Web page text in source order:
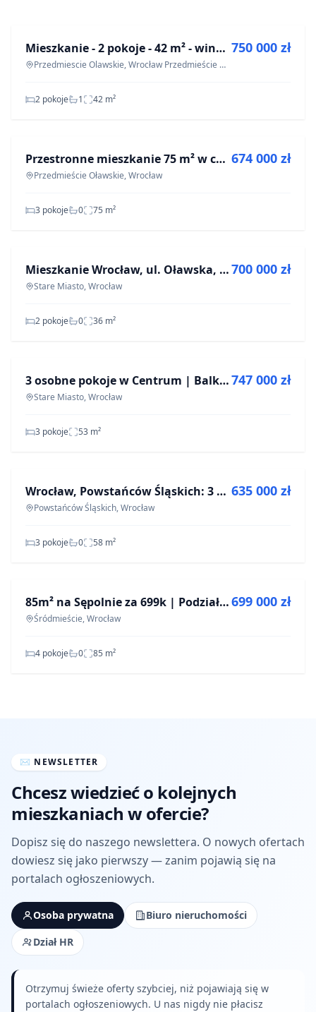
Mieszkanie - 2 pokoje - 42 m² - winda - ul. gen. Kazimierza Pułaskiego Wrocław Przedmieście Oławskie
Przedmiescie Olawskie, Wrocław Przedmieście Oławskie
750 000 zł
2 pokoje 1 42 m²
Przestronne mieszkanie 75 m² w centrum, idealne pod inwestycję
Przedmieście Oławskie, Wrocław
674 000 zł
3 pokoje 0 75 m²
Mieszkanie Wrocław, ul. Oławska, - 36 m² - 700 000 zł
Stare Miasto, Wrocław
700 000 zł
2 pokoje 0 36 m²
3 osobne pokoje w Centrum | Balkon | Po remoncie
Stare Miasto, Wrocław
747 000 zł
3 pokoje 53 m²
Wrocław, Powstańców Śląskich: 3 pokoje, 58 m²
Powstańców Śląskich, Wrocław
635 000 zł
3 pokoje 0 58 m²
85m² na Sępolnie za 699k | Podział na 2 mieszkania | OKAZJA - ROI 9%
Śródmieście, Wrocław
699 000 zł
4 pokoje 0 85 m²
✉ NEWSLETTER
Chcesz wiedzieć o kolejnych
mieszkaniach w ofercie?
Dopisz się do naszego newslettera. O nowych ofertach
dowiesz się jako pierwszy — zanim pojawią się na
portalach ogłoszeniowych.
Osoba prywatna
Biuro nieruchomości
Dział HR
Otrzymuj świeże oferty szybciej, niż pojawiają się w
portalach ogłoszeniowych. U nas nigdy nie płacisz